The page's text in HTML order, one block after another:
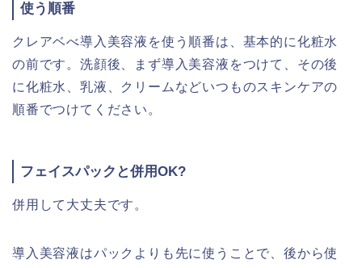
使う順番
クレアベべ導入美容液を使う順番は、基本的に化粧水
の前です。洗顔後、まず導入美容液をつけて、その後
に化粧水、乳液、クリームなどいつものスキンケアの
順番でつけてください。
フェイスパックと併用OK?
併用して大丈夫です。
導入美容液はパックよりも先に使うことで、後から使